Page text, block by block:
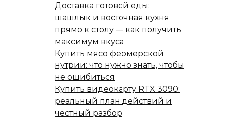
Доставка готовой еды:
шашлык и восточная кухня
прямо к столу — как получить
максимум вкуса
Купить мясо фермерской
нутрии: что нужно знать, чтобы
не ошибиться
Купить видеокарту RTX 3090:
реальный план действий и
честный разбор